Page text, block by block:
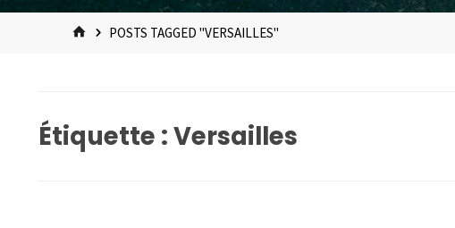
HOMEPOSTS TAGGED "VERSAILLES"
Étiquette :Versailles